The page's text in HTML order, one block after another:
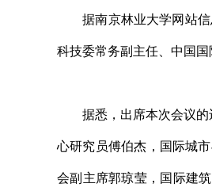
据南京林业大学网站信
科技委常务副主任、中国
据悉，出席本次会议的
心研究员傅伯杰，国际城
会副主席郭琼莹，国际建